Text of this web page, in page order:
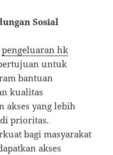
Sosial
pengeluaran hk
untuk
bantuan
kualitas
akses yang lebih
prioritas.
bagi masyarakat
akses